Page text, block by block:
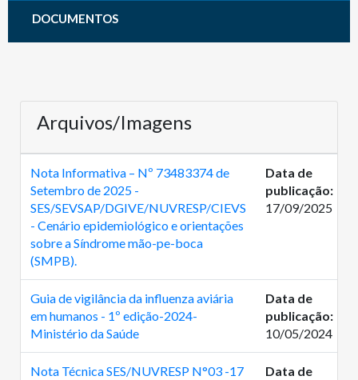
DOCUMENTOS
Arquivos/Imagens
Nota Informativa – Nº 73483374 de
Setembro de 2025 -
SES/SEVSAP/DGIVE/NUVRESP/CIEVS
- Cenário epidemiológico e orientações
sobre a Síndrome mão-pe-boca
(SMPB).
Data de
publicação:
17/09/2025
Guia de vigilância da influenza aviária
em humanos - 1º edição-2024-
Ministério da Saúde
Data de
publicação:
10/05/2024
Nota Técnica SES/NUVRESP N°03 -17
Data de